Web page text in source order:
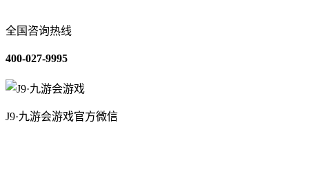
全国咨询热线
400-027-9995
J9·九游会游戏官方微信